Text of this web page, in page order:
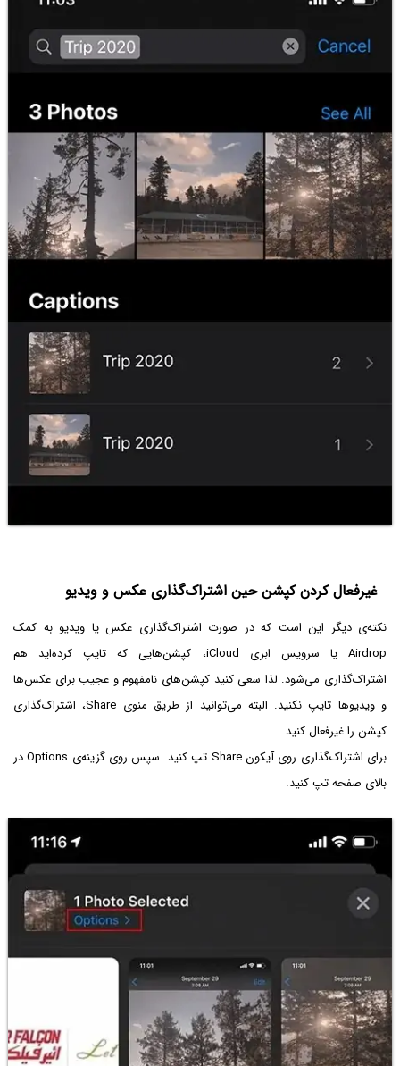
غیرفعال کردن کپشن حین اشتراک‌گذاری عکس و ویدیو
نکته‌ی دیگر این است که در صورت اشتراک‌گذاری عکس یا ویدیو به کمک
Airdrop یا سرویس ابری iCloud، کپشن‌هایی که تایپ کرده‌اید هم
اشتراک‌گذاری می‌شود. لذا سعی کنید کپشن‌های نامفهوم و عجیب برای عکس‌ها
و ویدیوها تایپ نکنید. البته می‌توانید از طریق منوی Share، اشتراک‌گذاری
کپشن را غیرفعال کنید.
برای اشتراک‌گذاری روی آیکون Share تپ کنید. سپس روی گزینه‌ی Options در
بالای صفحه تپ کنید.